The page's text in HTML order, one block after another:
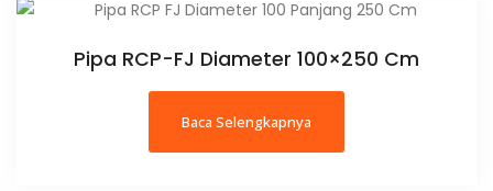
Pipa RCP-FJ Diameter 100×250 Cm
Baca Selengkapnya